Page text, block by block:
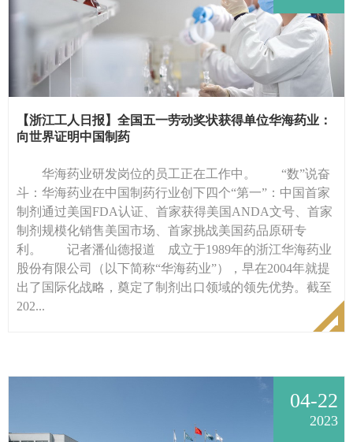
【浙江工人日报】全国五一劳动奖状获得单位华海药业：
向世界证明中国制药
华海药业研发岗位的员工正在工作中。 “数”说奋
斗：华海药业在中国制药行业创下四个“第一”：中国首家
制剂通过美国FDA认证、首家获得美国ANDA文号、首家
制剂规模化销售美国市场、首家挑战美国药品原研专
利。 记者潘仙德报道 成立于1989年的浙江华海药业
股份有限公司（以下简称“华海药业”），早在2004年就提
出了国际化战略，奠定了制剂出口领域的领先优势。截至
202...
04-22
2023